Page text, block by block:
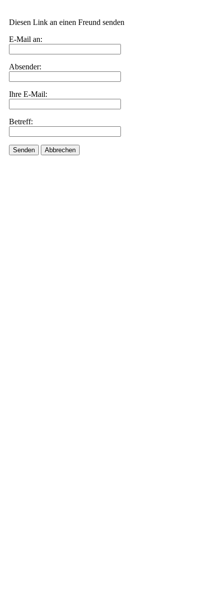
Diesen Link an einen Freund senden
E-Mail an:
Absender:
Ihre E-Mail:
Betreff:
Senden Abbrechen